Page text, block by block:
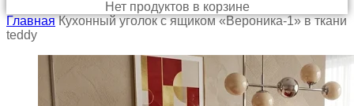
Нет продуктов в корзине
Главная Кухонный уголок с ящиком «Вероника-1» в ткани
teddy